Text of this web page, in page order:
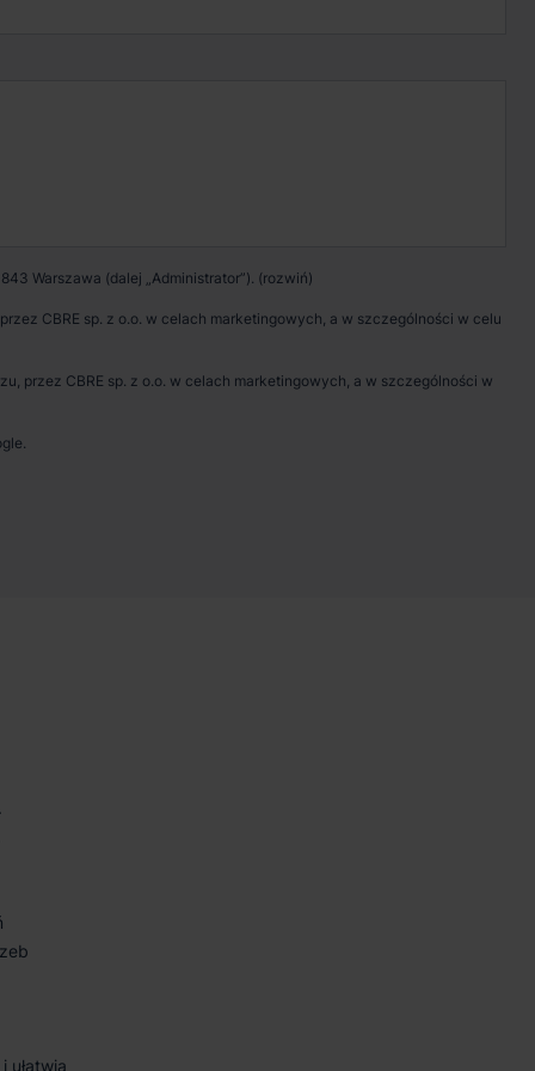
Wypełnij formularz
ułatwia
Warszawa (dalej „Administrator”).
CBRE sp. z o.o. w celach marketingowych, a w szczególności w celu
przez CBRE sp. z o.o. w celach marketingowych, a w szczególności w